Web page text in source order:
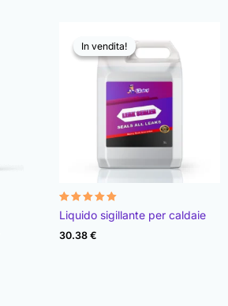
In vendita!
In vendita!
Valutato
4.89
su 5
Liquido sigillante per caldaie
30.38 €